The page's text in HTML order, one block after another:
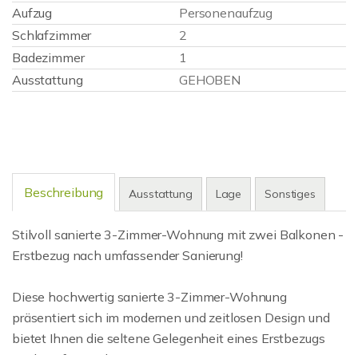
Aufzug
Personenaufzug
Schlafzimmer
2
Badezimmer
1
Ausstattung
GEHOBEN
Beschreibung Ausstattung Lage Sonstiges
Stilvoll sanierte 3-Zimmer-Wohnung mit zwei Balkonen -
Erstbezug nach umfassender Sanierung!
Diese hochwertig sanierte 3-Zimmer-Wohnung
präsentiert sich im modernen und zeitlosen Design und
bietet Ihnen die seltene Gelegenheit eines Erstbezugs